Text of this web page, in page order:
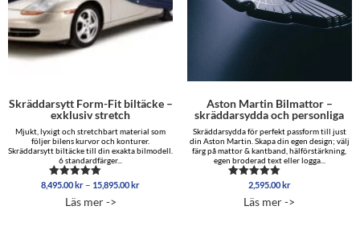
Skräddarsytt Form-Fit biltäcke –
exklusiv stretch
Mjukt, lyxigt och stretchbart material som
följer bilens kurvor och konturer.
Skräddarsytt biltäcke till din exakta bilmodell.
6 standardfärger...
Betygsatt
av 5
8,495.00kr – 15,895.00krPrisintervall:
Läs mer ->
Aston Martin Bilmattor –
skräddarsydda och personliga
Skräddarsydda för perfekt passform till just
din Aston Martin. Skapa din egen design; välj
färg på mattor & kantband, hälförstärkning,
egen broderad text eller logga...
Betygsatt
av 5
2,595.00kr
Läs mer ->